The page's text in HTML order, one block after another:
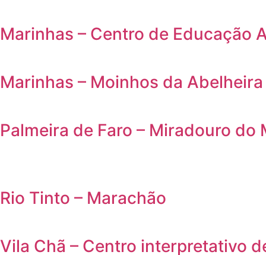
Marinhas – Centro de Educação
Marinhas – Moinhos da Abelheira
Palmeira de Faro – Miradouro do
Rio Tinto – Marachão
Vila Chã – Centro interpretativo